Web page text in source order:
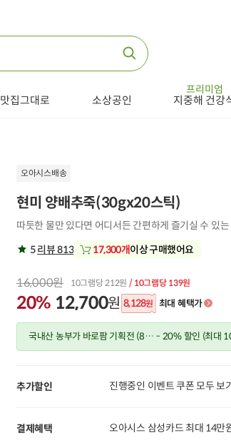
맛집그대로 소상공인
프리미엄
지중해 건강
오아시스배송
현미 양배추죽(30gx20스틱)
따듯한 물만 있다면 어디서든 간편하게 즐기실 수 있
5리뷰 813 17,300개이상 구매했어요
16,000원 10그램당 212원 / 10그램당 139원
20% 12,700원 8,128원 최대 혜택가
국내산 농부가 바로팜 기획전 (8
월)
- 20% 할인 (최대
추가할인 진행중인 이벤트 쿠폰 모두 보
결제혜택
오아시스 삼성카드 최대 14만